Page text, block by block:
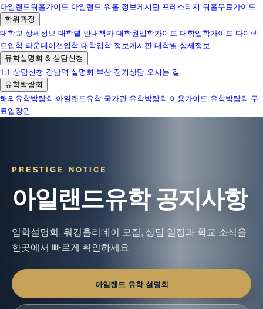
아일랜드워홀가이드 아일랜드 워홀 정보게시판 프레스티지 워홀무료가이드
학위과정
대학교 상세정보 대학별 안내책자 대학원입학가이드 대학입학가이드 다이렉
트입학 파운데이션입학 대학입학 정보게시판 대학별 상세정보
유학설명회 & 상담신청
1:1 상담신청 강남역 설명회 부산 정기상담 오시는 길
유학박람회
해외유학박람회 아일랜드유학 국가관 유학박람회 이용가이드 유학박람회 무
료입장권
PRESTIGE NOTICE
아일랜드유학 공지사항
입학설명회, 워킹홀리데이 모집, 상담 일정과 학교 소식을
한곳에서 빠르게 확인하세요
아일랜드 유학 설명회